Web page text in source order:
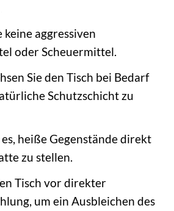
keine aggressiven
oder Scheuermittel.
Sie den Tisch bei Bedarf
Schutzschicht zu
heiße Gegenstände direkt
zu stellen.
Tisch vor direkter
um ein Ausbleichen des